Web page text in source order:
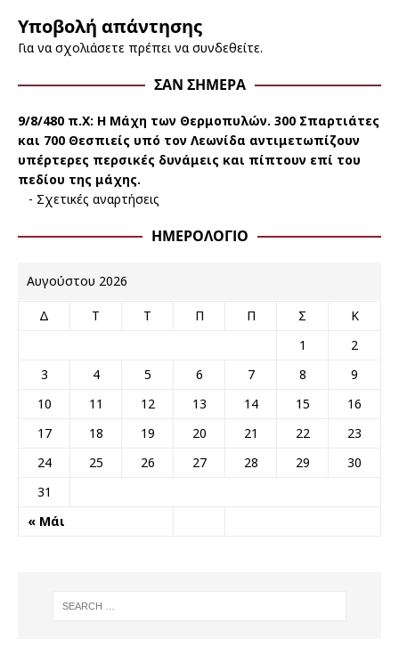
Υποβολή απάντησης
Για να σχολιάσετε πρέπει να συνδεθείτε.
ΣΑΝ ΣΉΜΕΡΑ
9/8/480 π.Χ: Η Μάχη των Θερμοπυλών. 300 Σπαρτιάτες
και 700 Θεσπιείς υπό τον Λεωνίδα αντιμετωπίζουν
υπέρτερες περσικές δυνάμεις και πίπτουν επί του
πεδίου της μάχης.
- Σχετικές αναρτήσεις
ΗΜΕΡΟΛΌΓΙΟ
Αυγούστου 2026
Δ Τ Τ Π Π Σ Κ
« Μάι
1
2
3
4 5 6 7 8
9
10
11 12 13 14 15
16
17
18 19 20 21 22
23
24
25 26 27 28 29
30
31